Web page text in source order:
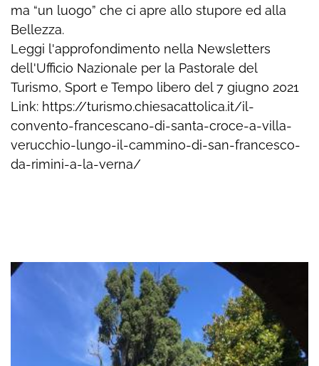
ma “un luogo” che ci apre allo stupore ed alla
Bellezza.
Leggi l'approfondimento nella Newsletters
dell'Ufficio Nazionale per la Pastorale del
Turismo, Sport e Tempo libero del 7 giugno 2021
Link: https://turismo.chiesacattolica.it/il-
convento-francescano-di-santa-croce-a-villa-
verucchio-lungo-il-cammino-di-san-francesco-
da-rimini-a-la-verna/